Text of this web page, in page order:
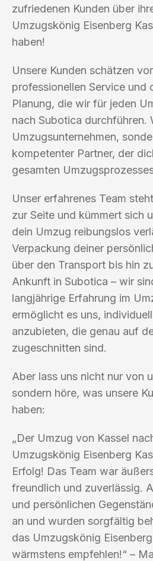
zufriedenen Kunden über
Umzugskönig Eisenberg
haben!
Unsere Kunden schätzen
professionellen Service und
Planung, die wir für jeden
nach Subotica durchführen.
Umzugsunternehmen,
kompetenter Partner, der
gesamten
Unser erfahrenes Team
zur Seite und kümmert sich
dein Umzug reibungslos
Verpackung deiner
über den Transport bis hin
Ankunft in Subotica – wir
langjährige Erfahrung im
ermöglicht es uns,
anzubieten, die genau auf
zugeschnitten sind.
Aber lass uns nicht nur von
sondern höre, was unsere
haben:
„Der Umzug von Kassel
Umzugskönig Eisenberg
Erfolg! Das Team war
freundlich und zuverlässig.
und persönlichen
an und wurden sorgfältig
das Umzugskönig
wärmstens empfehlen!“ –